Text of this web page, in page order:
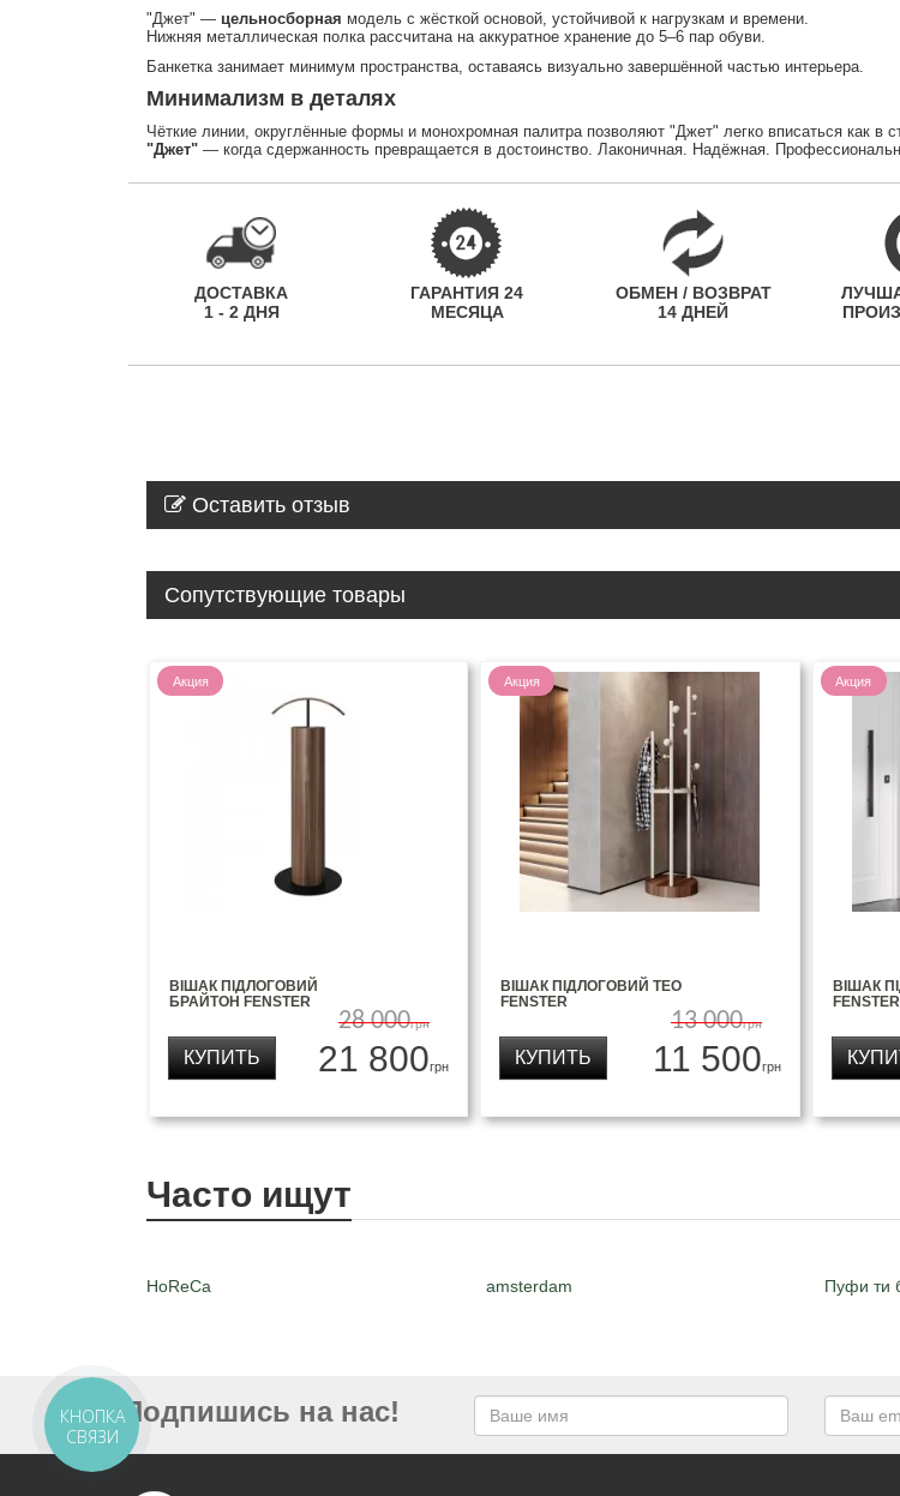
"Джет" — цельносборная модель с жёсткой основой, устойчивой к нагрузкам и времени.
Нижняя металлическая полка рассчитана на аккуратное хранение до 5–6 пар обуви.
Банкетка занимает минимум пространства, оставаясь визуально завершённой частью интерьера.
Минимализм в деталях
Чёткие линии, округлённые формы и монохромная палитра позволяют "Джет" легко вписаться как в
"Джет" — когда сдержанность превращается в достоинство. Лаконичная. Надёжная.
ДОСТАВКА
1 - 2 ДНЯ
ГАРАНТИЯ 24
МЕСЯЦА
ОБМЕН / ВОЗВРАТ
14 ДНЕЙ
Оставить отзыв
Сопутствующие товары
Акция
ВІШАК ПІДЛОГОВИЙ
БРАЙТОН FENSTER
28 000грн
21 800грн
КУПИТЬ
Акция
ВІШАК ПІДЛОГОВИЙ ТЕО
FENSTER
13 000грн
11 500грн
КУПИТЬ
Акция
ВІШАК
FENSTER
Часто ищут
HoReCa amsterdam Пуфи ти
Подпишись на нас!
КНОПКА
СВЯЗИ